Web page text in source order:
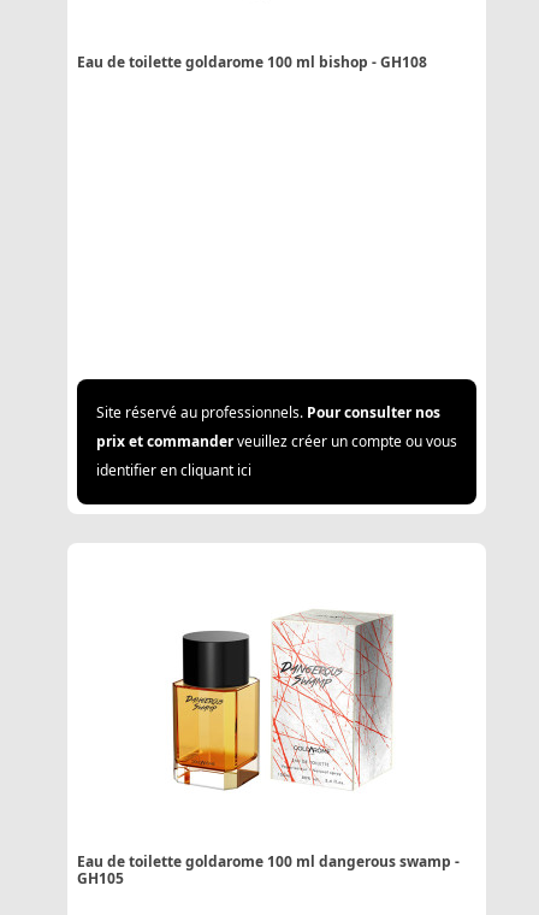
Eau de toilette goldarome 100 ml bishop - GH108
Site réservé au professionnels. Pour consulter nos
prix et commanderveuillez créer un compte ou vous
identifier en cliquant ici
Eau de toilette goldarome 100 ml dangerous swamp -
GH105